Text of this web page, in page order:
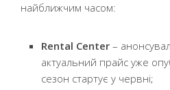
найближчим часом:
Rental Center –
актуальний прайс уже
сезон стартує у червні;